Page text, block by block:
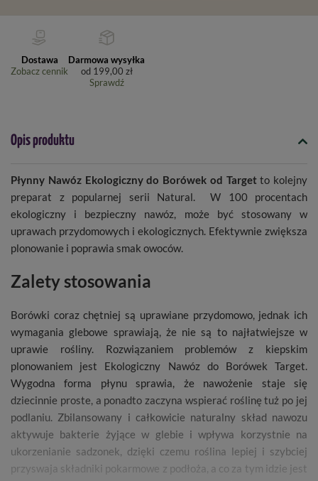
Dostawa
Zobacz cennik
Darmowa wysyłka
od 199,00 zł
Sprawdź
Opis produktu
Płynny Nawóz Ekologiczny do Borówek od Targetto kolejny
preparat z popularnej serii Natural. W 100 procentach
ekologiczny i bezpieczny nawóz, może być stosowany w
uprawach przydomowych i ekologicznych. Efektywnie zwiększa
plonowanie i poprawia smak owoców.
Zalety stosowania
Borówki coraz chętniej są uprawiane przydomowo, jednak ich
wymagania glebowe sprawiają, że nie są to najłatwiejsze w
uprawie rośliny. Rozwiązaniem problemów z kiepskim
plonowaniem jest Ekologiczny Nawóz do Borówek Target.
Wygodna forma płynu sprawia, że nawożenie staje się
dziecinnie proste, a ponadto zaczyna wspierać roślinę tuż po jej
podlaniu. Zbilansowany i całkowicie naturalny skład nawozu
aktywuje bakterie żyjące w glebie i wpływa korzystnie na
ukorzenianie sadzonek, dzięki czemu roślina lepiej i szybciej
przyswaja składniki pokarmowe z podłoża, a co za tym idzie jest